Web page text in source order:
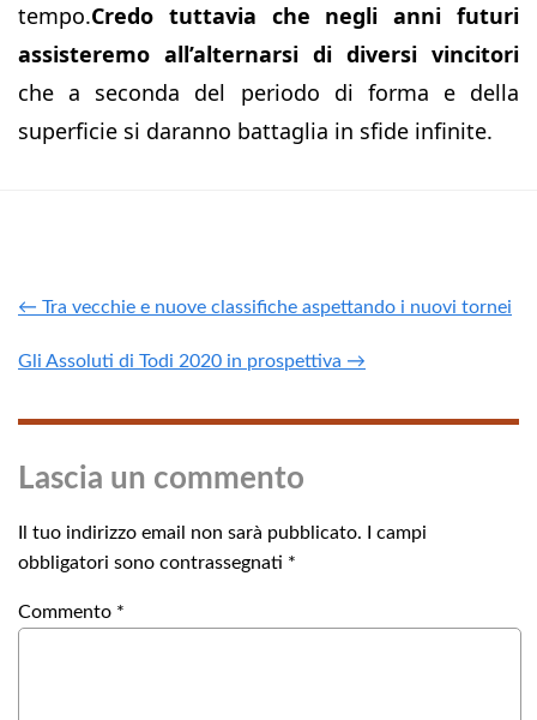
tempo.Credo tuttavia che negli anni futuri
assisteremo all’alternarsi di diversi vincitori
che a seconda del periodo di forma e della
superficie si daranno battaglia in sfide infinite.
← Tra vecchie e nuove classifiche aspettando i nuovi tornei
Gli Assoluti di Todi 2020 in prospettiva →
Lascia un commento
Il tuo indirizzo email non sarà pubblicato.
I campi
obbligatori sono contrassegnati *
Commento *